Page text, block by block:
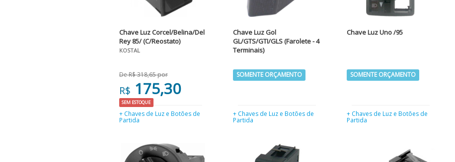
Chave Luz Corcel/Belina/Del
Rey 85/ (C/Reostato)
KOSTAL
De R$ 318,65 por
R$ 175,30
SEM ESTOQUE
+ Chaves de Luz e Botões de
Partida
Chave Luz Gol
GL/GTS/GTI/GLS (Farolete - 4
Terminais)
SOMENTE ORÇAMENTO
+ Chaves de Luz e Botões de
Partida
Chave Luz Uno /95
SOMENTE ORÇAMENTO
+ Chaves de Luz e Botões de
Partida